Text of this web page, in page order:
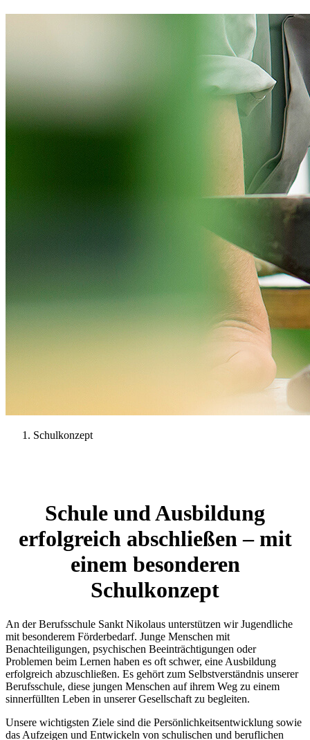
Schulkonzept
Schule und Ausbildung
erfolgreich abschließen – mit
einem besonderen
Schulkonzept
An der Berufsschule Sankt Nikolaus unterstützen wir Jugendliche
mit besonderem Förderbedarf. Junge Menschen mit
Benachteiligungen, psychischen Beeinträchtigungen oder
Problemen beim Lernen haben es oft schwer, eine Ausbildung
erfolgreich abzuschließen. Es gehört zum Selbstverständnis unserer
Berufsschule, diese jungen Menschen auf ihrem Weg zu einem
sinnerfüllten Leben in unserer Gesellschaft zu begleiten.
Unsere wichtigsten Ziele sind die Persönlichkeitsentwicklung sowie
das Aufzeigen und Entwickeln von schulischen und beruflichen